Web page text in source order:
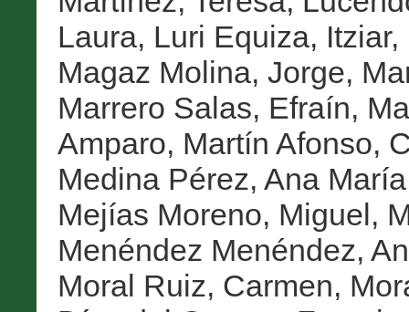
Laura, Luri Equiza, Itziar,
Magaz Molina, Jorge,
Marrero Salas, Efraín,
Amparo, Martín Afonso,
Medina Pérez, Ana María
Mejías Moreno, Miguel,
Menéndez Menéndez,
Moral Ruiz, Carmen,